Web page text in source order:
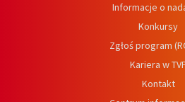
Informacje o
Konkursy
Zgłoś program
Kariera w
Kontakt